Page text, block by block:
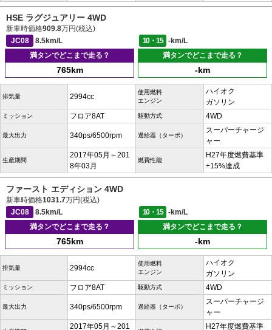
HSE ラグジュアリー 4WD
新車時価格909.8万円(税込)
JC08
8.5km/L 10・15
-km/L
満タンでどこまで走る？
765km
満タンでどこまで走る？
-km
排気量 2994cc
使用燃料
エンジン
ハイオク
ガソリン
ミッション フロア8AT 駆動方式 4WD
最大出力 340ps/6500rpm 過給器（ターボ）
スーパーチャージ
ャー
生産期間
2017年05月～201
8年03月
燃費性能
H27年度燃費基準
+15%達成
ファースト エディション 4WD
新車時価格1031.7万円(税込)
JC08
8.5km/L 10・15
-km/L
満タンでどこまで走る？
765km
満タンでどこまで走る？
-km
排気量 2994cc
使用燃料
エンジン
ハイオク
ガソリン
ミッション フロア8AT 駆動方式 4WD
最大出力 340ps/6500rpm 過給器（ターボ）
スーパーチャージ
ャー
2017年05月～201
H27年度燃費基準